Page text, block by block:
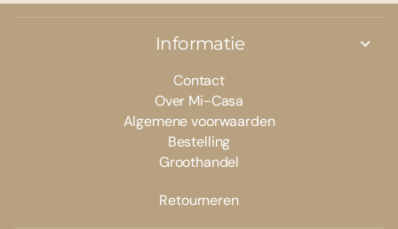
Informatie
Contact
Over Mi-Casa
Algemene voorwaarden
Bestelling
Groothandel
Retourneren